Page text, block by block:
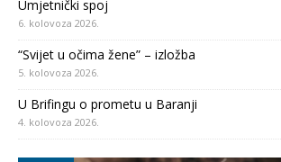
Umjetnički spoj
6. kolovoza 2026.
“Svijet u očima žene” – izložba
5. kolovoza 2026.
U Brifingu o prometu u Baranji
4. kolovoza 2026.